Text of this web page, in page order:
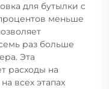
для бутылки с
меньше
раз больше
Эта
расходы на
всех этапах